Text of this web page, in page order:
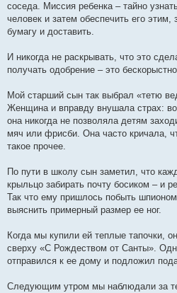
соседа. Миссия ребенка – тайно
человек и затем обеспечить его этим,
бумагу и доставить.
И никогда не раскрывать, что это
получать одобрение – это
Мой старший сын так выбрал «тетю
Женщина и вправду внушала страх:
она никогда не позволяла детям
мяч или фрисби. Она часто кричала,
такое прочее.
По пути в школу сын заметил, что
крыльцо забирать почту босиком – и
Так что ему пришлось побыть
выяснить примерный размер ее ног.
Когда мы купили ей теплые тапочки,
сверху «С Рождеством от Санты».
отправился к ее дому и подложил
Следующим утром мы наблюдали за